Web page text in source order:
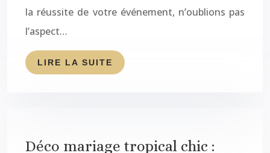
la réussite de votre événement, n’oublions pas
l’aspect…
LIRE LA SUITE
Déco mariage tropical chic :